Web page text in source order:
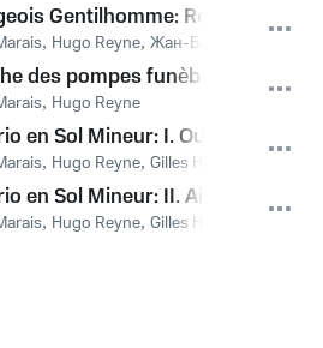
Gentilhomme: Récits du
, Hugo Reyne, Жан-Батист Люлли
des pompes funèbres pour les
, Hugo Reyne
en Sol Mineur: I. Ouverture
, Hugo Reyne, Gilles Harlé
en Sol Mineur: II. Air tendre:
, Hugo Reyne, Gilles Harlé